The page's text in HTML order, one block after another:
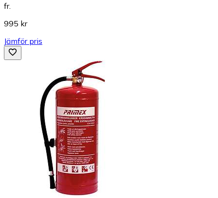
fr.
995 kr
Jämför pris